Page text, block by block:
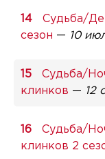
Судьба/
сезон — 10
Судьба/
клинков — 12
Судьба/
клинков 2